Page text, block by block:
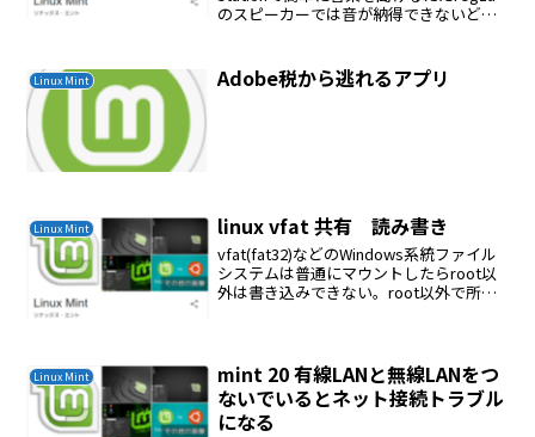
のスピーカーでは音が納得できないどん
SoundCoreが切断し...
Linux Mint Adobe税から逃れるアプリ
Linux Mint linux vfat 共有 読み書き
vfat(fat32)などのWindows系統ファイル
システムは普通にマウントしたらroot以
外は書き込みできない。root以外で所属
Linux Mint
mint 20 有線LANと無線LANをつ
ないでいるとネット接続トラブル
になる